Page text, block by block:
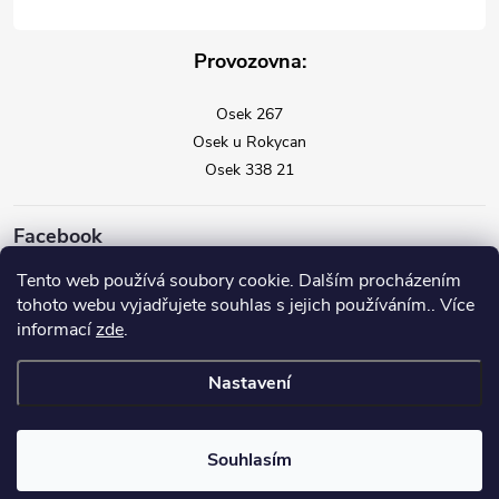
Tento web používá soubory cookie. Dalším procházením
tohoto webu vyjadřujete souhlas s jejich používáním.. Více
informacízde.
Nastavení
Souhlasím
Provozovna:
Osek 267
Osek u Rokycan
Osek 338 21
Facebook
Copyright 2026Vysavače Vorwerk. Všechna práva vyhrazena.